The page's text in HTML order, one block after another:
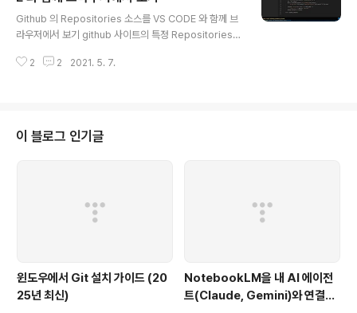
파일을 추가하고 구성하여 프로젝트의 특정 파일을 추적하
지 않도록 Git에 .gitignore 지시할 수 있습니다. 파일의 .
gitignore 항목은 추적되지 않은 파일에만 적용되며 G..
Github 의 Repositories 소스를 VS CODE 와 함께 브
라우저에서 보기 github 사이트의 특정 Repositories
면과 동일하게 보여주는 사이트가 존재합니다. 예를 들어
mpark/git-action-python development by creati
ng an account on GitHub. github.com 여기서 http
2 2 2021. 5. 7.
이 블로그 인기글
윈도우에서 Git 설치 가이드 (20
25년 최신)
NotebookLM을 내 AI 에이전
트(Claude, Gemini)와 연결하